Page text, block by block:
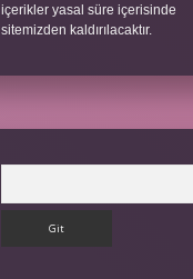
içerikler yasal süre içerisinde
sitemizden kaldırılacaktır.